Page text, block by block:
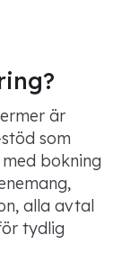
är
som
bokning
alla avtal
tydlig